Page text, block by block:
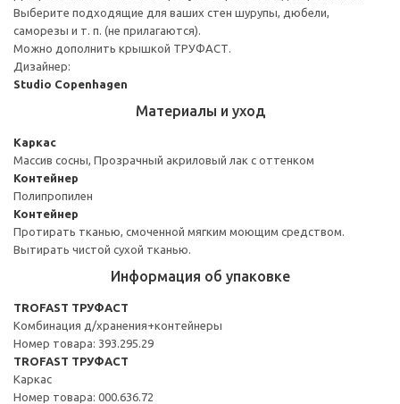
Выберите подходящие для ваших стен шурупы, дюбели,
саморезы и т. п. (не прилагаются).
Можно дополнить крышкой ТРУФАСТ.
Дизайнер:
Studio Copenhagen
Материалы и уход
Каркас
Массив сосны, Прозрачный акриловый лак с оттенком
Контейнер
Полипропилен
Контейнер
Протирать тканью, смоченной мягким моющим средством.
Вытирать чистой сухой тканью.
Информация об упаковке
TROFAST ТРУФАСТ
Комбинация д/хранения+контейнеры
Номер товара: 393.295.29
TROFAST ТРУФАСТ
Каркас
Номер товара: 000.636.72